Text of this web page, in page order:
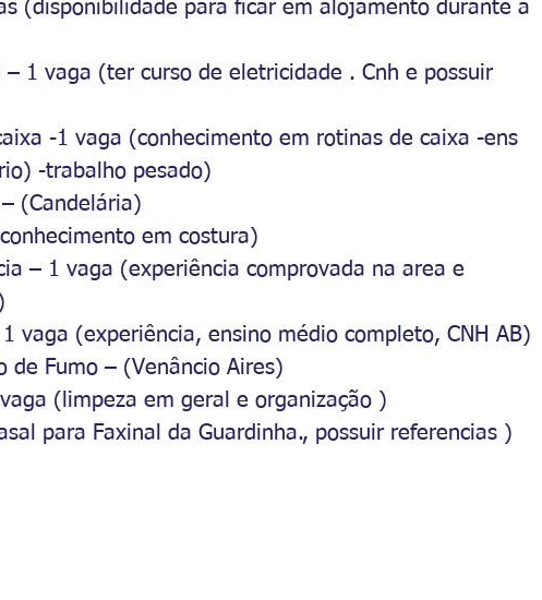
(disponibilidade para ficar em alojamento durante a
1 vaga (ter curso de eletricidade . Cnh e possuir
-1 vaga (conhecimento em rotinas de caixa -ens
-trabalho pesado)
(Candelária)
em costura)
– 1 vaga (experiência comprovada na area e
vaga (experiência, ensino médio completo, CNH AB)
Fumo – (Venâncio Aires)
(limpeza em geral e organização )
para Faxinal da Guardinha., possuir referencias )